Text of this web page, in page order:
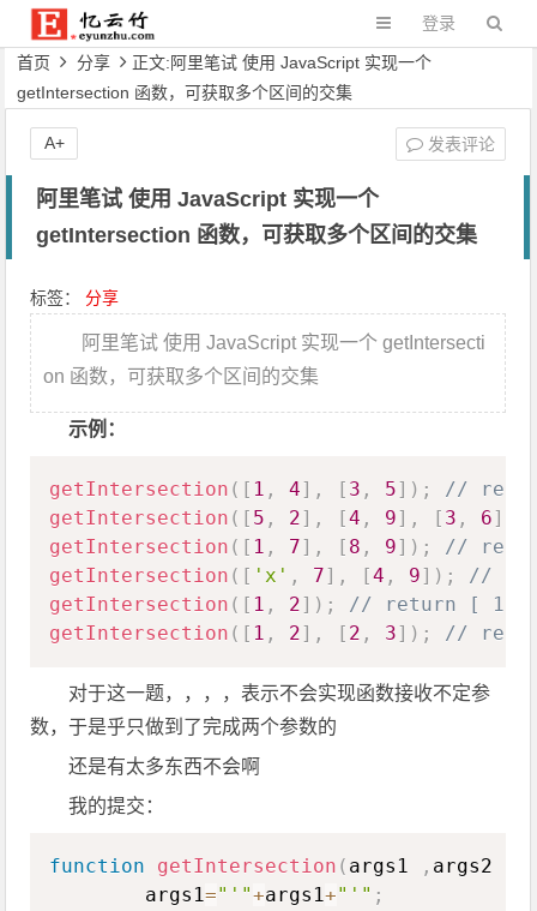
登录
首页 分享
正文:阿里笔试 使用 JavaScript 实现一个
getIntersection 函数，可获取多个区间的交集
阿里笔试 使用 JavaScript 实现一个
getIntersection 函数，可获取多个区间的交集
标签：分享
阿里笔试 使用 JavaScript 实现一个 getIntersecti
on 函数，可获取多个区间的交集
示例：
getIntersection ( [ 1 , 4] , [ 3 , 5] ) ;
//
getIntersection ( [ 5 , 2] , [4 , 9] , [ 3 , 6]
getIntersection ( [ 1 , 7] , [ 8 , 9] ) ;
//
getIntersection ( [ 'x' , 7] , [4 , 9] ) ;
//
getIntersection ( [ 1 , 2] ) ;
// return [ 1,
getIntersection ( [ 1 , 2] , [ 2 , 3] ) ; //
Copy
对于这一题，，，，表示不会实现函数接收不定参
数，于是乎只做到了完成两个参数的
还是有太多东西不会啊
我的提交：
function getIntersection ( args1 , args2
        args1
="'"+args1+"'" ;
Copy
发表评论
A+